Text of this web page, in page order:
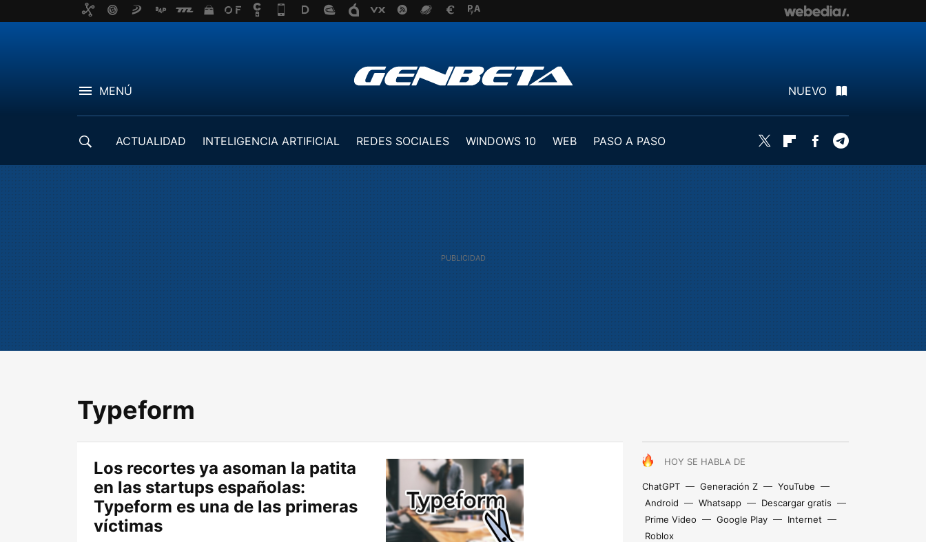
MENÚ NUEVO
ACTUALIDAD INTELIGENCIA ARTIFICIAL REDES SOCIALES WINDOWS 10 WEB
PASO A PASO
Twitter FlipboardFacebook
Typeform
HOY SE HABLA DE
ChatGPT Generación Z
YouTube
Android
Whatsapp
Descargar gratis
Prime Video
Google Play
Internet
Roblox
Los recortes ya asoman la patita
en las startups españolas:
Typeform es una de las primeras
víctimas